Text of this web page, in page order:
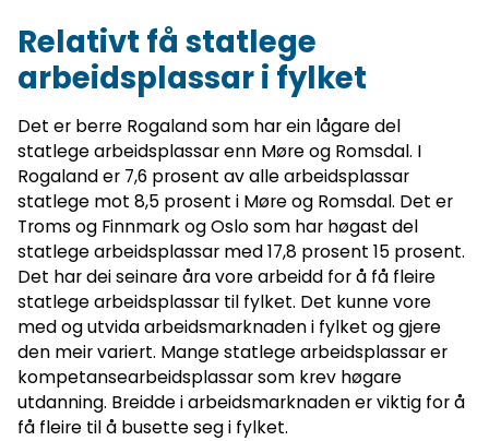
Relativt få statlege
arbeidsplassar i fylket
Det er berre Rogaland som har ein lågare del
statlege arbeidsplassar enn Møre og Romsdal. I
Rogaland er 7,6 prosent av alle arbeidsplassar
statlege mot 8,5 prosent i Møre og Romsdal. Det er
Troms og Finnmark og Oslo som har høgast del
statlege arbeidsplassar med 17,8 prosent 15 prosent.
Det har dei seinare åra vore arbeidd for å få fleire
statlege arbeidsplassar til fylket. Det kunne vore
med og utvida arbeidsmarknaden i fylket og gjere
den meir variert. Mange statlege arbeidsplassar er
kompetansearbeidsplassar som krev høgare
utdanning. Breidde i arbeidsmarknaden er viktig for å
få fleire til å busette seg i fylket.